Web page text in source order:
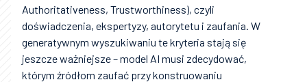
Authoritativeness, Trustworthiness), czyli
doświadczenia, ekspertyzy, autorytetu i zaufania. W
generatywnym wyszukiwaniu te kryteria stają się
jeszcze ważniejsze – model AI musi zdecydować,
którym źródłom zaufać przy konstruowaniu